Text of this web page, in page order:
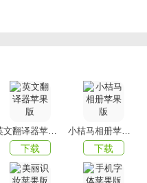
球美酒及家居
探索和体验有原料特色、
英文翻译器苹果版
下载
小桔马相册苹果版
下载